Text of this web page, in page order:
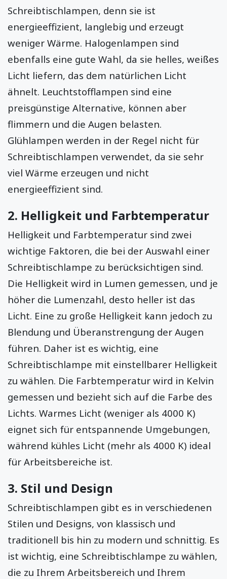
Schreibtischlampen, denn sie ist
energieeffizient, langlebig und erzeugt
weniger Wärme. Halogenlampen sind
ebenfalls eine gute Wahl, da sie helles, weißes
Licht liefern, das dem natürlichen Licht
ähnelt. Leuchtstofflampen sind eine
preisgünstige Alternative, können aber
flimmern und die Augen belasten.
Glühlampen werden in der Regel nicht für
Schreibtischlampen verwendet, da sie sehr
viel Wärme erzeugen und nicht
energieeffizient sind.
2. Helligkeit und Farbtemperatur
Helligkeit und Farbtemperatur sind zwei
wichtige Faktoren, die bei der Auswahl einer
Schreibtischlampe zu berücksichtigen sind.
Die Helligkeit wird in Lumen gemessen, und je
höher die Lumenzahl, desto heller ist das
Licht. Eine zu große Helligkeit kann jedoch zu
Blendung und Überanstrengung der Augen
führen. Daher ist es wichtig, eine
Schreibtischlampe mit einstellbarer Helligkeit
zu wählen. Die Farbtemperatur wird in Kelvin
gemessen und bezieht sich auf die Farbe des
Lichts. Warmes Licht (weniger als 4000 K)
eignet sich für entspannende Umgebungen,
während kühles Licht (mehr als 4000 K) ideal
für Arbeitsbereiche ist.
3. Stil und Design
Schreibtischlampen gibt es in verschiedenen
Stilen und Designs, von klassisch und
traditionell bis hin zu modern und schnittig. Es
ist wichtig, eine Schreibtischlampe zu wählen,
die zu Ihrem Arbeitsbereich und Ihrem